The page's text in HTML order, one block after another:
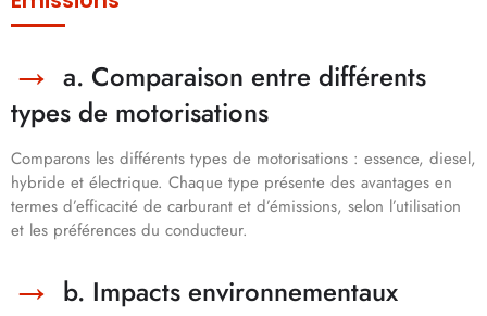
a. Comparaison entre différents
types de motorisations
Comparons les différents types de motorisations : essence, diesel,
hybride et électrique. Chaque type présente des avantages en
termes d’efficacité de carburant et d’émissions, selon l’utilisation
et les préférences du conducteur.
b. Impacts environnementaux